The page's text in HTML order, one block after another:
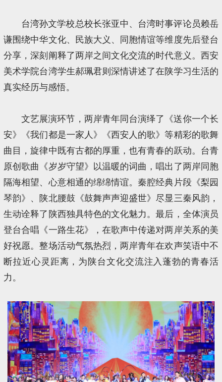
台湾孙文学校总校长张亚中、台湾时事评论员赖岳
谦围绕中华文化、民族大义、同胞情谊等维度先后登台
分享，深刻阐释了两岸之间文化交流的时代意义。西安
美术学院台湾学生郝珮君则深情讲述了在陕学习生活的
真实经历与感悟。
文艺展演环节，两岸青年同台演绎了《送你一个长
安》《我们都是一家人》《西安人的歌》等精彩的歌舞
曲目，旋律中既有古都的厚重，也有青春的跃动。台青
原创歌曲《岁岁守望》以温暖的词曲，唱出了两岸同胞
隔海相望、心意相通的绵绵情谊。秦腔经典片段《梨园
琴韵》、陕北腰鼓《鼓舞声声迎盛世》尽显三秦风韵，
生动诠释了陕西独具特色的文化魅力。最后，全体演员
登台合唱《一路生花》，在歌声中传递对两岸关系的美
好祝愿。整场活动气氛热烈，两岸青年在欢声笑语中不
断拉近心灵距离，为陕台文化交流注入蓬勃的青春活
力。